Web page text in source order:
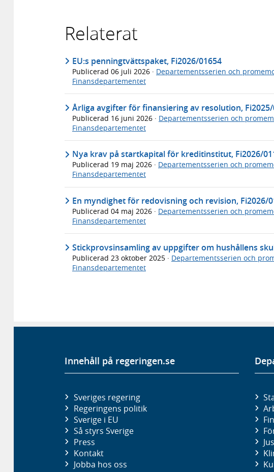
Relaterat
EU:s penningtvättspaket, Fi2026/01654
Publicerad 06 juli 2026 · Departementsserien och
Finansdepartementet
Årliga avgifter för finansiering av resolution, Fi2025/
Publicerad 16 juni 2026 · Departementsserien och
Finansdepartementet
Nya krav på startkapital för kreditinstitut, Fi2026/
Publicerad 19 maj 2026 · Departementsserien och
Finansdepartementet
En myndighet för redovisning och revision, Fi2026/
Publicerad 04 maj 2026 · Departementsserien och
Finansdepartementet
Stickprovsinsamling av uppgifter om hushållens
Publicerad 23 oktober 2025 · Departementsserien och
Finansdepartementet
Innehåll på regeringen.se
Sveriges regering
Regeringens politik
Sverige i EU
Så styrs Sverige
Press
Kontakt
Jobba hos oss